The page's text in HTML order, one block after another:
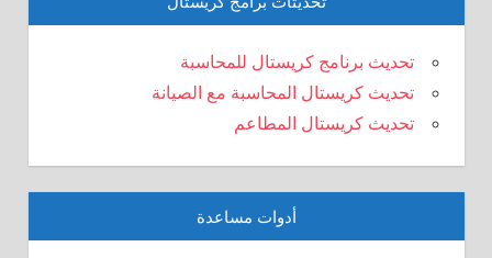
تحديث برنامج كريستال للمحاسبة
تحديث كريستال المحاسبة مع الصيانة
تحديث كريستال المطاعم
أدوات مساعدة